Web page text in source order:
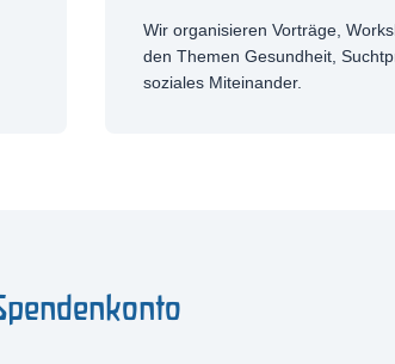
Wir organisieren Vorträge,
den Themen Gesundheit,
soziales Miteinander.